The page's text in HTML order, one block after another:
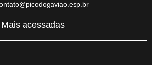
acessadas